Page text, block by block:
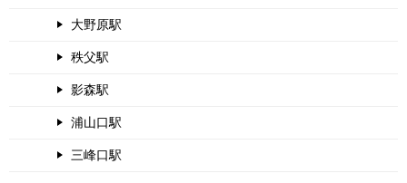
大野原駅
秩父駅
影森駅
浦山口駅
三峰口駅